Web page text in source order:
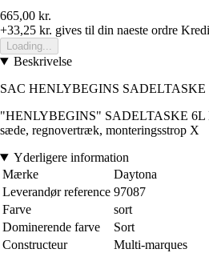
665,00 kr.
+33,25 kr. gives til din naeste ordre
Loading...
Beskrivelse
SAC HENLYBEGINS SADELTASKE
"HENLYBEGINS" SADELTASKE 6L
sæde, regnovertræk, monteringsstrop X
Yderligere information
Mærke
Daytona
Leverandør reference 97087
Farve
sort
Dominerende farve
Sort
Constructeur
Multi-marques